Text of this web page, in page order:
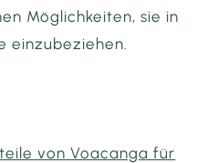
Möglichkeiten, sie in
einzubeziehen.
von Voacanga für